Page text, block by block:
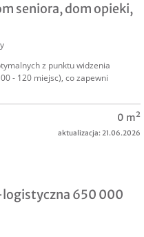
seniora, dom opieki,
z punktu widzenia
- 120 miejsc), co zapewni
logistyczna 650 000
0 m²
aktualizacja: 21.06.2026